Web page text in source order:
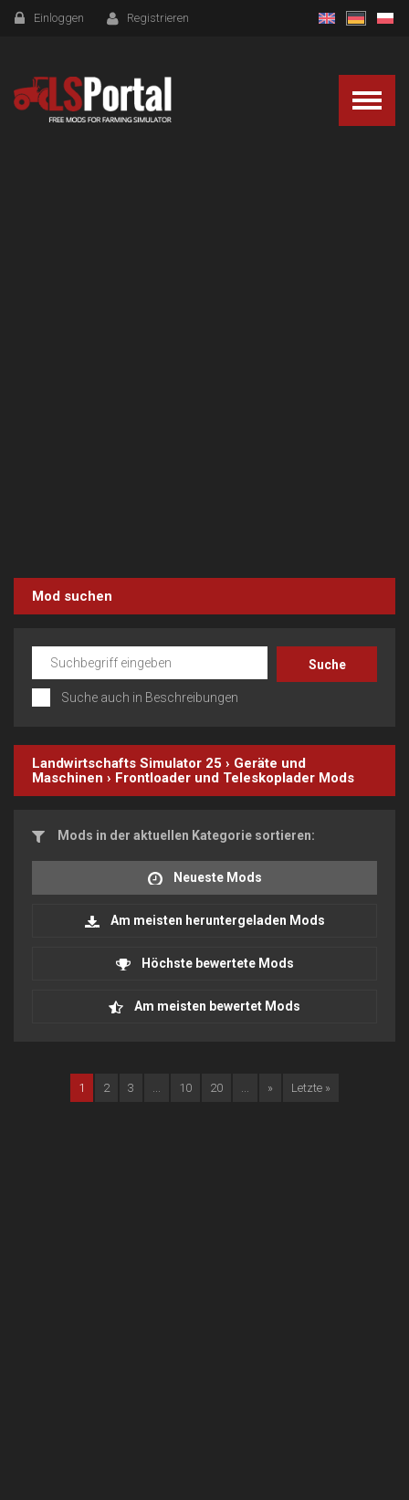
Einloggen Registrieren
Mod suchen
Suche auch in Beschreibungen
Landwirtschafts Simulator 25 › Geräte und
Maschinen › Frontloader und Teleskoplader Mods
Mods in der aktuellen Kategorie sortieren:
Neueste Mods
Am meisten heruntergeladen Mods
Höchste bewertete Mods
Am meisten bewertet Mods
1 2 3 ... 10 20 ... » Letzte »